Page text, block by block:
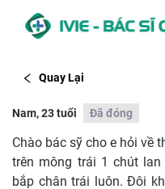
Quay Lại
Nam, 23 tuổi Đã đóng
Chào bác sỹ cho e hỏi về
trên mông trái 1 chút
bắp chân trái luôn. Đôi